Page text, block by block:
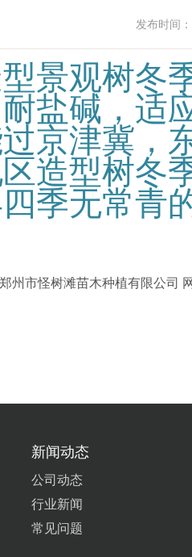
发布时间
景观树冬
盐碱，适
京津冀，
造型树冬
季无常青
州市怪树滩苗木种植有限公司
新闻动态
公司动态
行业新闻
常见问题